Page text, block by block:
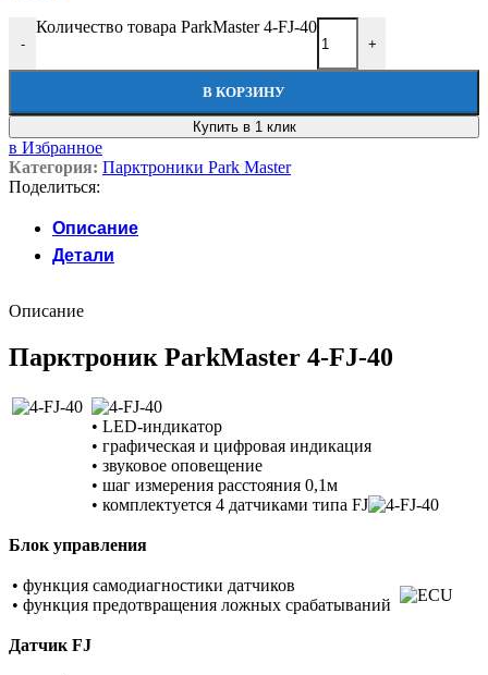
-
Количество товара ParkMaster 4-FJ-40
+
В КОРЗИНУ
Купить в 1 клик
в Избранное
Категория: Парктроники Park Master
Поделиться:
Описание
Детали
Описание
Парктроник ParkMaster 4-FJ-40
• LED-индикатор
• графическая и цифровая индикация
• звуковое оповещение
• шаг измерения расстояния 0,1м
• комплектуется 4 датчиками типа FJ
Блок управления
• функция самодиагностики датчиков
• функция предотвращения ложных срабатываний
Датчик FJ